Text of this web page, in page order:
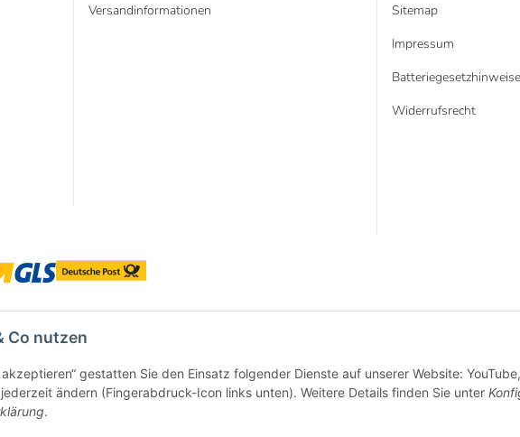
Co nutzen
gestatten Sie den Einsatz folgender Dienste auf unserer Website:
ändern (Fingerabdruck-Icon links unten). Weitere Details finden Sie unter
.
Versandinformationen
Sitemap
Impressum
Batteriegesetzhinweise
Widerrufsrecht
VERTRAG WIDERRUFEN